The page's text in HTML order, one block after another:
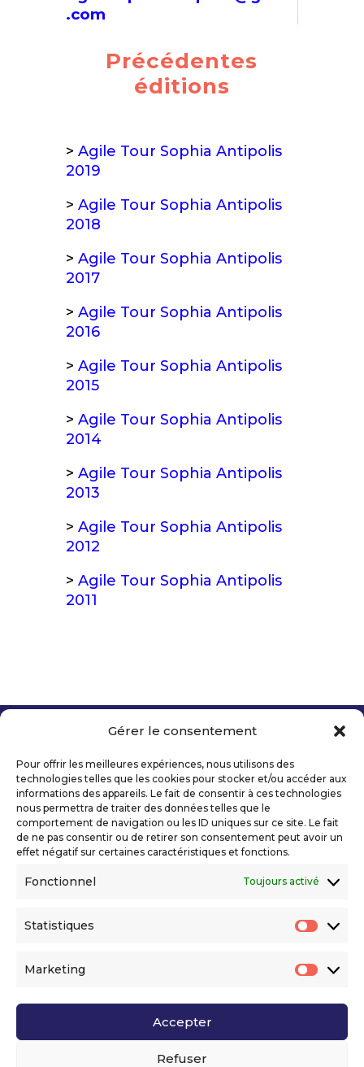
Gérer le consentement
Pour offrir les meilleures expériences, nous utilisons des
technologies telles que les cookies pour stocker et/ou accéder aux
informations des appareils. Le fait de consentir à ces technologies
nous permettra de traiter des données telles que le
comportement de navigation ou les ID uniques sur ce site. Le fait
de ne pas consentir ou de retirer son consentement peut avoir un
effet négatif sur certaines caractéristiques et fonctions.
Fonctionnel Toujours activé
Statistiques
Marketing
Accepter
Refuser
.com
Précédentes
éditions
> Agile Tour Sophia Antipolis
2019
> Agile Tour Sophia Antipolis
2018
> Agile Tour Sophia Antipolis
2017
> Agile Tour Sophia Antipolis
2016
> Agile Tour Sophia Antipolis
2015
> Agile Tour Sophia Antipolis
2014
> Agile Tour Sophia Antipolis
2013
> Agile Tour Sophia Antipolis
2012
> Agile Tour Sophia Antipolis
2011
Mentions légales
Politique de confidentialité
Déclaration d’accessibilité numérique
Ils nous soutiennent
Voir l’ensemble de nos partenaires